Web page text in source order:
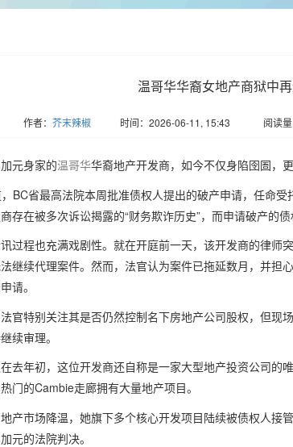
温哥华华裔女地产商狱中
作者： 芥末辣椒 时间：2026-06-11, 15:43 阅读
元身家的温哥华华裔地产开发商，如今不仅身陷囹圄，
BC省最高法院本周批准债权人提出的破产申请，任命
存在被多次诉讼揭露的“财务欺诈历史”，而申请破产的
过程也充满戏剧性。就在开庭前一天，该开发商的律师
继续代理案件。然而，法官认为案件已拖延数月，并担
请。
官特别关注其是否仍然控制名下房地产公司股权，但现
续审理。
去年初，这位开发商还自称是一家大型地产投资公司的
热门的Cambie走廊拥有大量地产项目。
产市场降温，她旗下多个核心开发项目陆续被债权人接
元的法院判决。